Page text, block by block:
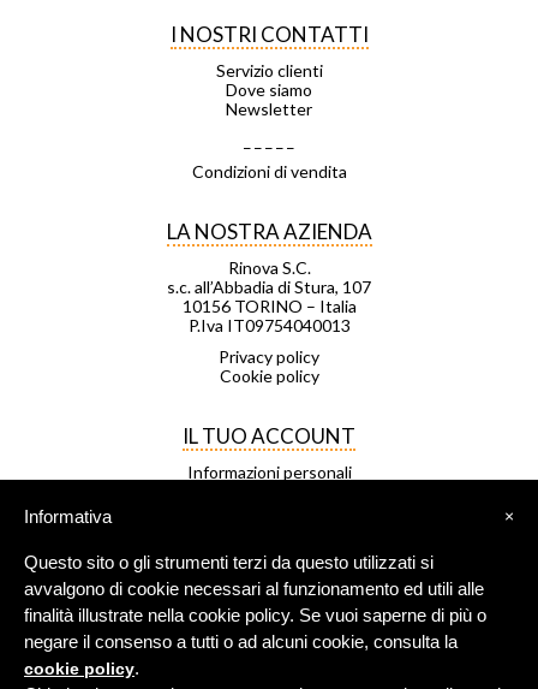
I NOSTRI CONTATTI
Servizio clienti
Dove siamo
Newsletter
Condizioni di vendita
LA NOSTRA AZIENDA
Rinova S.C.
s.c. all’Abbadia di Stura, 107
10156 TORINO – Italia
P.Iva IT09754040013
Privacy policy
Cookie policy
IL TUO ACCOUNT
Informazioni personali
Le mie liste di desideri
I miei avvisi
FRANCHISING
Negozio Leggero è una rete di
×
Informativa
Questo sito o gli strumenti terzi da questo utilizzati si
avvalgono di cookie necessari al funzionamento ed utili alle
finalità illustrate nella cookie policy. Se vuoi saperne di più o
negare il consenso a tutti o ad alcuni cookie, consulta la
cookie policy.